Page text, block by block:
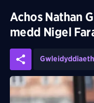
Achos Nathan
medd Nigel
Gwleidyddiaeth